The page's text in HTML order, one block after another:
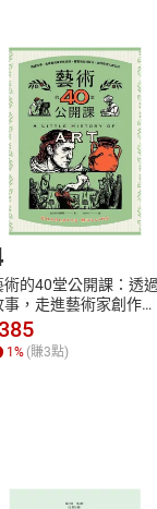
媒介提供之數位
「瀏覽訂單明細」
。
付款方式
Payment
下載書籍後看
術的40堂公開課：透過
事，走進藝術家創作現
，看藝術如何誕生、如
形塑人類生活【電子
1% (賺3點)